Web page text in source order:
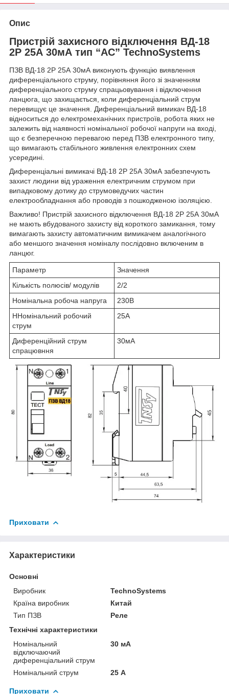
Опис
Пристрій захисного відключення ВД-18
2Р 25А 30мА тип “АС” TechnoSystems
ПЗВ ВД-18 2Р 25А 30мА виконують функцію виявлення
диференціального струму, порівняння його зі значенням
диференціального струму спрацьовування і відключення
ланцюга, що захищається, коли диференціальний струм
перевищує це значення. Диференціальний вимикач ВД-18
відноситься до електромеханічних пристроїв, робота яких не
залежить від наявності номінальної робочої напруги на вході,
що є безперечною перевагою перед ПЗВ електронного типу,
що вимагають стабільного живлення електронних схем
усередині.
Диференціальні вимикачі ВД-18 2Р 25А 30мА забезпечують
захист людини від ураження електричним струмом при
випадковому дотику до струмоведучих частин
електрообладнання або проводів з пошкодженою ізоляцією.
Важливо! Пристрій захисного відключення ВД-18 2Р 25А 30мА
не мають вбудованого захисту від короткого замикання, тому
вимагають захисту автоматичним вимикачем аналогічного
або меншого значення номіналу послідовно включеним в
ланцюг.
Параметр
Значення
Кількість полюсів/ модулів
2/2
Номінальна робоча напруга
230В
ННомінальний робочий
струм
25А
Диференційний струм
спрацювння
30мА
Приховати
Характеристики
Основні
Виробник
TechnoSystems
Країна виробник
Китай
Тип ПЗВ
Реле
Технічні характеристики
Номінальний
відключаючий
диференціальний струм
30 мА
Номінальний струм 25 А
Приховати